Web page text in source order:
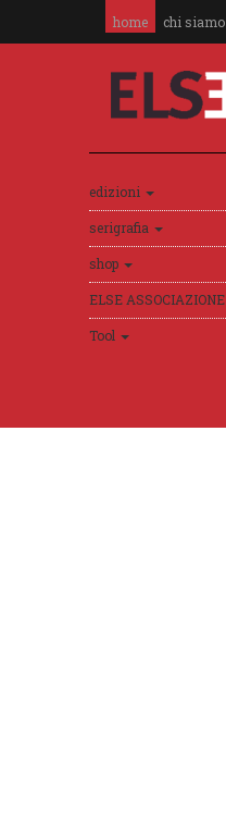
home chi siamo
edizioni
serigrafia
shop
ELSE ASSOCIAZIONE
Tool